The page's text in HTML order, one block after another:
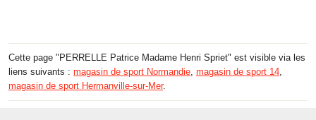
Cette page "PERRELLE Patrice Madame Henri Spriet" est visible via les
liens suivants : magasin de sport Normandie magasin de sport 14
magasin de sport Hermanville-sur-Mer.